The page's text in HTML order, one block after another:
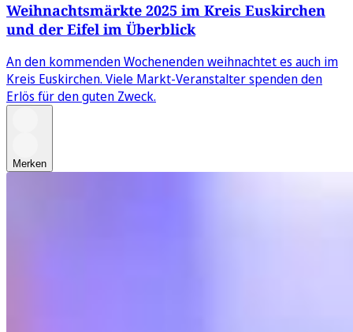
Weihnachtsmärkte 2025 im Kreis Euskirchen
und der Eifel im Überblick
An den kommenden Wochenenden weihnachtet es auch im
Kreis Euskirchen. Viele Markt-Veranstalter spenden den
Erlös für den guten Zweck.
Merken